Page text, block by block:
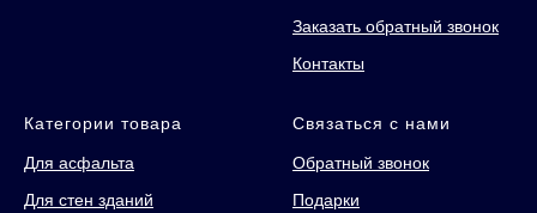
Заказать обратный звонок
Контакты
Категории товара
Для асфальта
Для стен зданий
Связаться с нами
Обратный звонок
Подарки